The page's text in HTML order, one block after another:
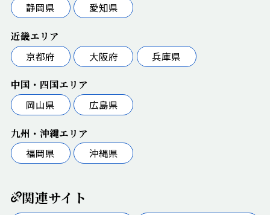
静岡県
愛知県
近畿エリア
京都府
大阪府 兵庫県
中国・四国エリア
岡山県
広島県
九州・沖縄エリア
福岡県
沖縄県
関連サイト